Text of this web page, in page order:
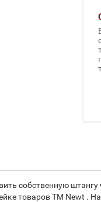
собственную
товаров ТМ Newt .